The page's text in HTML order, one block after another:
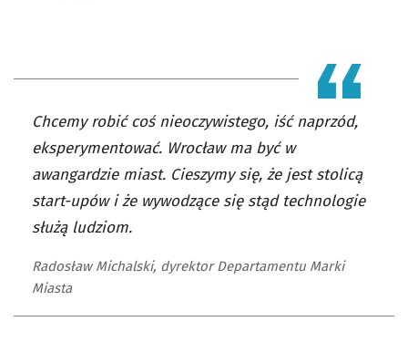
Chcemy robić coś nieoczywistego, iść naprzód,
eksperymentować. Wrocław ma być w
awangardzie miast. Cieszymy się, że jest stolicą
start-upów i że wywodzące się stąd technologie
służą ludziom.
Radosław Michalski, dyrektor Departamentu Marki
Miasta